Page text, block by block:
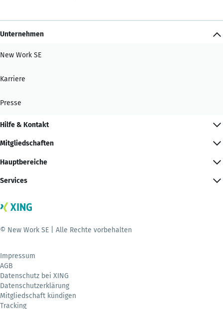
Unternehmen
New Work SE
Karriere
Presse
Hilfe & Kontakt
Mitgliedschaften
Hauptbereiche
Services
© New Work SE | Alle Rechte vorbehalten
Impressum
AGB
Datenschutz bei XING
Datenschutzerklärung
Mitgliedschaft kündigen
Tracking